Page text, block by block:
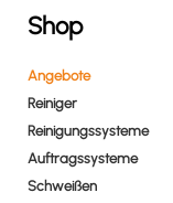
Shop
Angebote
Reiniger
Reinigungssysteme
Auftragssysteme
Schweißen